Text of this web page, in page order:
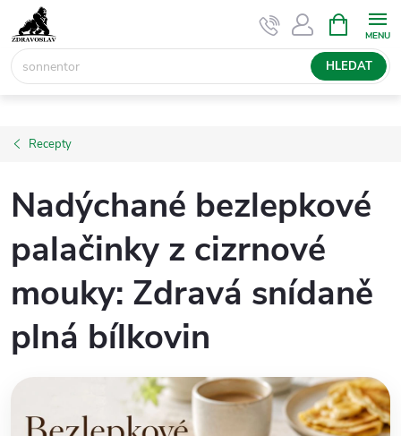
na
obsah
HLEDAT
NÁKUPNÍ
KOŠÍK
Recepty
Nadýchané bezlepkové
palačinky z cizrnové
mouky: Zdravá snídaně
plná bílkovin